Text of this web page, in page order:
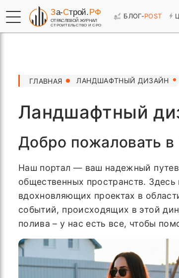
БЛОГ-POST
ГЛАВНАЯ ЛАНДШАФТНЫЙ ДИЗАЙН
Ландшафтный
Добро пожаловать
Наш портал — ваш надежный
общественных пространств.
вдохновляющих проектах в
событий, происходящих в этой
полива – у нас есть все, чтобы